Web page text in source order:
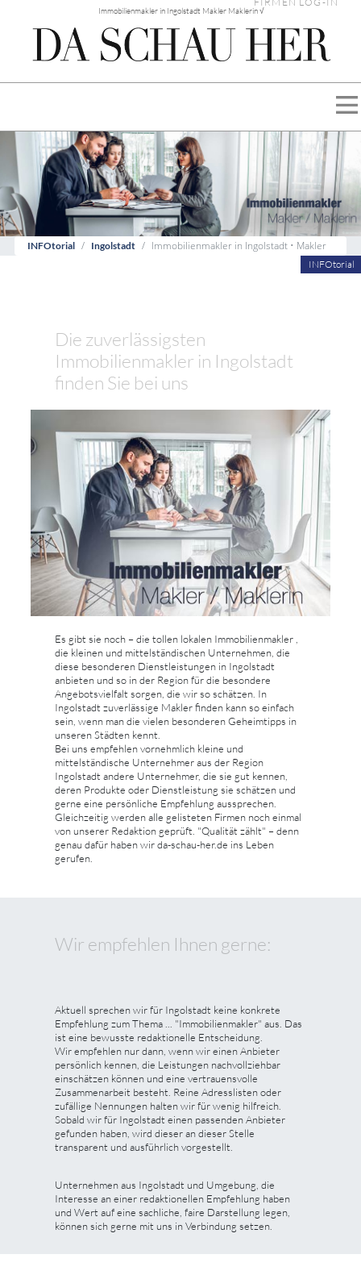
Immobilienmakler in Ingolstadt Makler Maklerin √
INFOtorial Ingolstadt
Immobilienmakler in Ingolstadt • Makler
INFOtorial
Die zuverlässigsten
Immobilienmakler in Ingolstadt
finden Sie bei uns
Es gibt sie noch – die tollen lokalen Immobilienmakler ,
die kleinen und mittelständischen Unternehmen, die
diese besonderen Dienstleistungen in Ingolstadt
anbieten und so in der Region für die besondere
Angebotsvielfalt sorgen, die wir so schätzen. In
Ingolstadt zuverlässige Makler finden kann so einfach
sein, wenn man die vielen besonderen Geheimtipps in
unseren Städten kennt.
Bei uns empfehlen vornehmlich kleine und
mittelständische Unternehmer aus der Region
Ingolstadt andere Unternehmer, die sie gut kennen,
deren Produkte oder Dienstleistung sie schätzen und
gerne eine persönliche Empfehlung aussprechen.
Gleichzeitig werden alle gelisteten Firmen noch einmal
von unserer Redaktion geprüft. "Qualität zählt" – denn
genau dafür haben wir da-schau-her.de ins Leben
gerufen.
Wir empfehlen Ihnen gerne:
Aktuell sprechen wir für Ingolstadt keine konkrete
Empfehlung zum Thema ... "Immobilienmakler" aus. Das
ist eine bewusste redaktionelle Entscheidung.
Wir empfehlen nur dann, wenn wir einen Anbieter
persönlich kennen, die Leistungen nachvollziehbar
einschätzen können und eine vertrauensvolle
Zusammenarbeit besteht. Reine Adresslisten oder
zufällige Nennungen halten wir für wenig hilfreich.
Sobald wir für Ingolstadt einen passenden Anbieter
gefunden haben, wird dieser an dieser Stelle
transparent und ausführlich vorgestellt.
Unternehmen aus Ingolstadt und Umgebung, die
Interesse an einer redaktionellen Empfehlung haben
und Wert auf eine sachliche, faire Darstellung legen,
können sich gerne mit uns in Verbindung setzen.